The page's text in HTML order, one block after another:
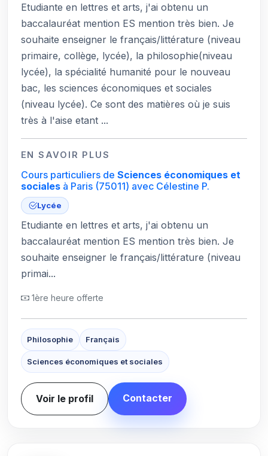
Etudiante en lettres et arts, j'ai obtenu un
baccalauréat mention ES mention très bien. Je
souhaite enseigner le français/littérature (niveau
primaire, collège, lycée), la philosophie(niveau
lycée), la spécialité humanité pour le nouveau
bac, les sciences économiques et sociales
(niveau lycée). Ce sont des matières où je suis
très à l'aise etant ...
EN SAVOIR PLUS
Cours particuliers de Sciences économiques et
socialesà Paris (75011) avec Célestine P.
Lycée
Etudiante en lettres et arts, j'ai obtenu un
baccalauréat mention ES mention très bien. Je
souhaite enseigner le français/littérature (niveau
primai...
1ère heure offerte
Philosophie Français
Sciences économiques et sociales
Voir le profil Contacter